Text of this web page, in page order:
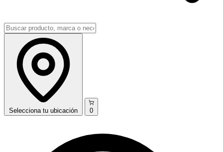
Selecciona tu ubicación 0